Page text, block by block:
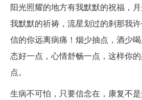
阳光照耀的地方有我默默的祝福，
我默默的祈祷，流星划过的刹那我
信的你远离病痛！烟少抽点，酒少
态好一点，心情舒畅一点，这样你
点。
生病不可怕，只要信念在，康复不